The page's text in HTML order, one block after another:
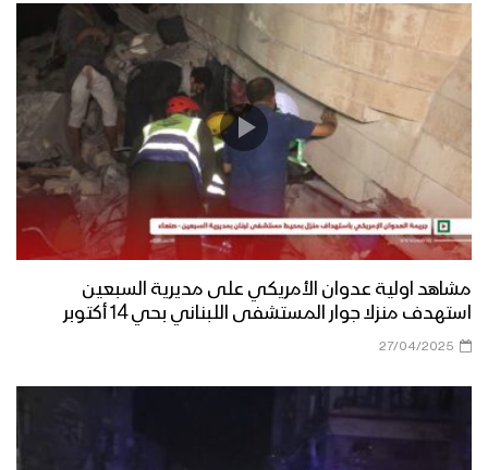
مشاهد اولية عدوان الأمريكي على مديرية السبعين
استهدف منزلا جوار المستشفى اللبناني بحي 14 أكتوبر
27/04/2025